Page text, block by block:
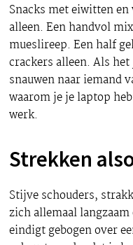
Snacks met eiwitten
alleen. Een handvol
mueslireep. Een half
crackers alleen. Als
snauwen naar iemand
waarom je je laptop
werk.
Strekken
Stijve schouders,
zich allemaal
eindigt gebogen over